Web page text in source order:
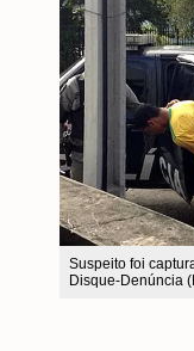
Suspeito foi
Disque-Denúncia